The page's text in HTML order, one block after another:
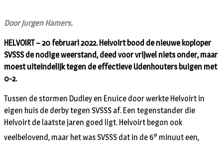
Door Jurgen Hamers.
HELVOIRT – 20 februari 2022. Helvoirt bood de nieuwe koploper
SVSSS de nodige weerstand, deed voor vrijwel niets onder, maar
moest uiteindelijk tegen de effectieve Udenhouters buigen met
0-2.
Tussen de stormen Dudley en Enuice door werkte Helvoirt in
eigen huis de derby tegen SVSSS af. Een tegenstander die
Helvoirt de laatste jaren goed ligt. Helvoirt begon ook
veelbelovend, maar het was SVSSS dat in de 6e minuut een,